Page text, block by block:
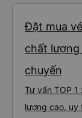
Đặt mua
chất lượng
chuyến
Tư vấn TOP
lượng cao, uy